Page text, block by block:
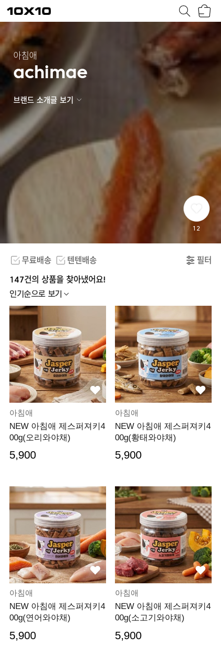
텐
바
아침애
achimae
브랜드 소개글 보기
12
무료배송 텐텐배송 필터
147건의 상품을 찾아냈어요!
인기순으로 보기
아침애
NEW 아침애 제스퍼져키4
00g(오리와야채)
5,900
아침애
NEW 아침애 제스퍼져키4
00g(황태와야채)
5,900
아침애
NEW 아침애 제스퍼져키4
00g(연어와야채)
5,900
아침애
NEW 아침애 제스퍼져키4
00g(소고기와야채)
5,900